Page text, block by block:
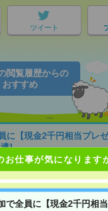
お仕事が気になります
で全員に【現金2千円相
ツイート
閲覧履歴からの
おすすめ
に【現金2千円相当プレ
]
時給1500円～ ■週払い
1万2000円以上
町駅/昭和駅 /…